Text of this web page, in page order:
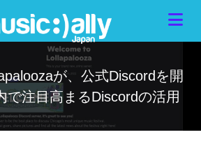
が、公式Discordを開
で注目高まるDiscordの活用